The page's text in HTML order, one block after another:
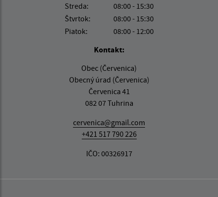
Streda:
08:00 - 15:30
Štvrtok:
08:00 - 15:30
Piatok:
08:00 - 12:00
Kontakt:
Obec (Červenica)
Obecný úrad (Červenica)
Červenica 41
082 07 Tuhrina
cervenica@gmail.com
+421 517 790 226
IČO: 00326917